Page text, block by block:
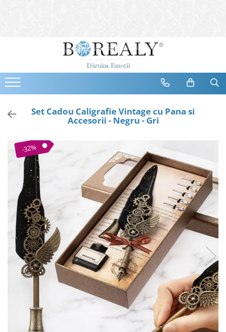
Bijuterii
Cercei
Bratari
Coliere
Tiare
Destinatari
Bijuterii Femei
Bijuterii Copii
Bijuterii Mirese
Selectii
Reduceri
Cele mai noi
Cele mai vandute
Cele mai votate
Cu video
0 Lei - 100 Lei
100 Lei - 200 Lei
Set Cadou Caligrafie Vintage cu Pana si
Accesorii - Negru - Gri
-32%